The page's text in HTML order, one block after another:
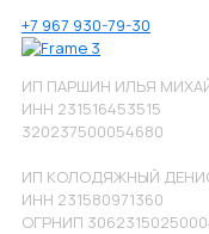
+7 967 930-79-30
ИП ПАРШИН ИЛЬЯ
ИНН 231516453515
320237500054680
ИП КОЛОДЯЖНЫЙ
ИНН 231580971360
ОГРНИП